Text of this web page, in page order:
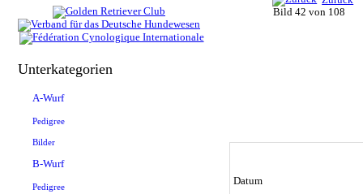
Unterkategorien
A-Wurf
Pedigree
Bilder
B-Wurf
Pedigree
Bild 42 von 108
Datum